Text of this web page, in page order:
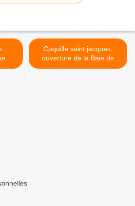
Coquille saint jacques,
ouverture de la Baie de
Seine >